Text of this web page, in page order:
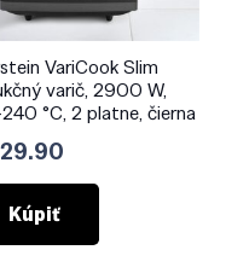
VariCook Slim
varič, 2900 W,
°C, 2 platne, čierna
Kúpiť